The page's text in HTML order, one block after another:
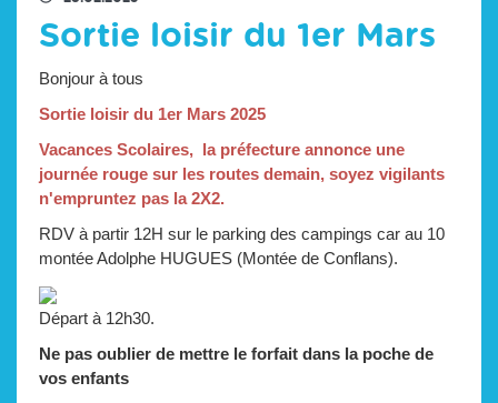
Sortie loisir du 1er Mars
Bonjour à tous
Sortie loisir du 1er Mars 2025
Vacances Scolaires, la préfecture annonce une
journée rouge sur les routes demain, soyez vigilants
n'empruntez pas la 2X2.
RDV à partir 12H sur le parking des campings car au 10
montée Adolphe HUGUES (Montée de Conflans).
Départ à 12h30.
Ne pas oublier de mettre le forfait dans la poche de
vos enfants